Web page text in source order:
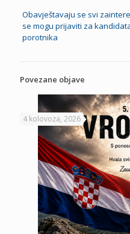
Obavještavaju se svi
se mogu prijaviti za
porotnika
Povezane objave
4 kolovoza, 2026